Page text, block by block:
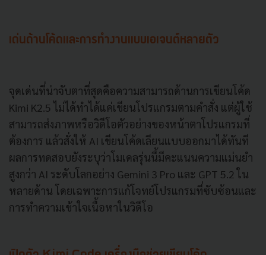
เด่นด้านโค้ดและการทำงานแบบเอเจนต์หลายตัว
จุดเด่นที่น่าจับตาที่สุดคือความสามารถด้านการเขียนโค้ด
Kimi K2.5 ไม่ได้ทำได้แค่เขียนโปรแกรมตามคำสั่ง แต่ผู้ใช้
สามารถส่งภาพหรือวิดีโอตัวอย่างของหน้าตาโปรแกรมที่
ต้องการ แล้วสั่งให้ AI เขียนโค้ดเลียนแบบออกมาได้ทันที
ผลการทดสอบยังระบุว่าโมเดลรุ่นนี้มีคะแนนความแม่นยำ
สูงกว่า AI ระดับโลกอย่าง Gemini 3 Pro และ GPT 5.2 ใน
หลายด้าน โดยเฉพาะการแก้โจทย์โปรแกรมที่ซับซ้อนและ
การทำความเข้าใจเนื้อหาในวิดีโอ